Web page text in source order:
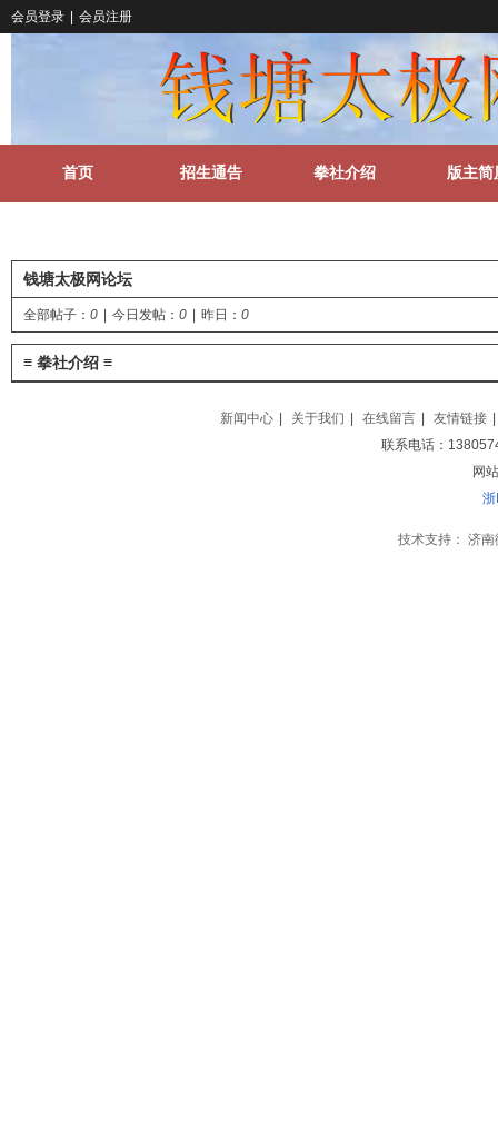
会员登录 会员注册
首页 招生通告 拳社介绍 版主简
钱塘太极网论坛
全部帖子： 0 今日发帖： 0 昨日： 0
≡ 拳社介绍 ≡
新闻中心 关于我们 在线留言 友情链接
联系电话：
网
技术支持： 济南